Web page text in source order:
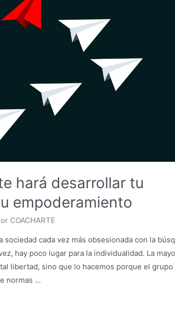
hará desarrollar tu
empoderamiento
COACHARTE
sociedad cada vez más obsesionada con la
hay poco lugar para la individualidad. La
libertad, sino que lo hacemos porque el grupo
normas …